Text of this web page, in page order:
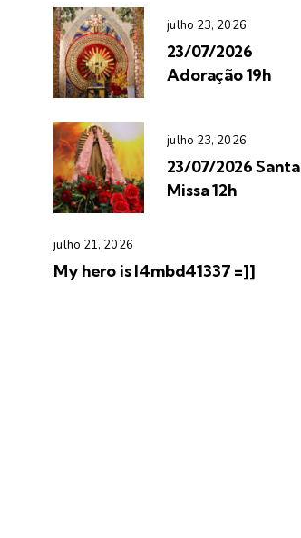
julho 23, 2026
23/07/2026
Adoração 19h
julho 23, 2026
23/07/2026 Santa
Missa 12h
julho 21, 2026
My hero is l4mbd41337 =]]